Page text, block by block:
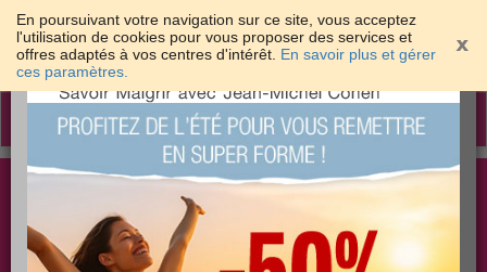
En poursuivant votre navigation sur ce site, vous acceptez
l'utilisation de cookies pour vous proposer des services et
offres adaptés à vos centres d'intérêt. En savoir plus et gérer
ces paramètres.
Toggle
Les meilleures solutions pour maigrir et être bien
dans sa peau
×